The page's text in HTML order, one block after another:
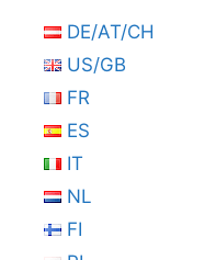
DE/AT/CH
US/GB
FR
ES
IT
NL
FI